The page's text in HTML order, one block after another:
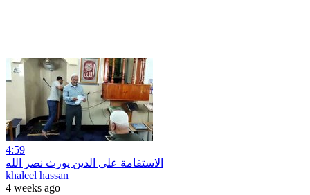
4:59
الاستقامة على الدين يورث نصر الله
khaleel hassan
4 weeks ago